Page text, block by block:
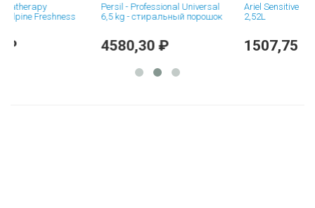
Freshness
Persil - Professional Universal
6,5 kg - стиральный порошок
4580,30 ₽
Ariel Sensitive White &
2,52L
1507,75 ₽